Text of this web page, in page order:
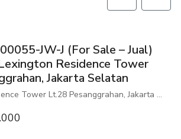
JW-J (For Sale – Jual)
Residence Tower
Jakarta Selatan
Tower Lt.28 Pesanggrahan, Jakarta Selatan